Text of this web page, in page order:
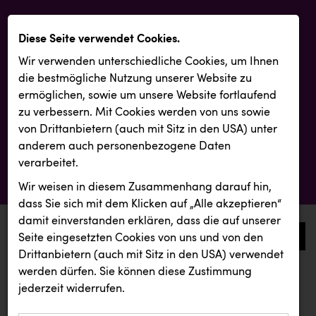
0
aktuelle aussendungen
aktuelle aussendungen
Diese Seite verwendet Cookies.
Wir verwenden unterschiedliche Cookies, um Ihnen
die best­mögliche Nutzung unserer Website zu
ermöglichen, sowie um unsere Website fortlaufend
zu verbessern. Mit Cookies werden von uns sowie
von Drittanbietern (auch mit Sitz in den USA) unter
anderem auch personenbezogene Daten
verarbeitet.
Wir weisen in diesem Zusammenhang darauf hin,
dass Sie sich mit dem Klicken auf „Alle akzeptieren“
damit ein­ver­standen erklären, dass die auf unserer
Seite eingesetzten Cookies von uns und von den
Drittanbietern (auch mit Sitz in den USA) verwendet
werden dürfen. Sie können diese Zustimmung
jederzeit widerrufen.